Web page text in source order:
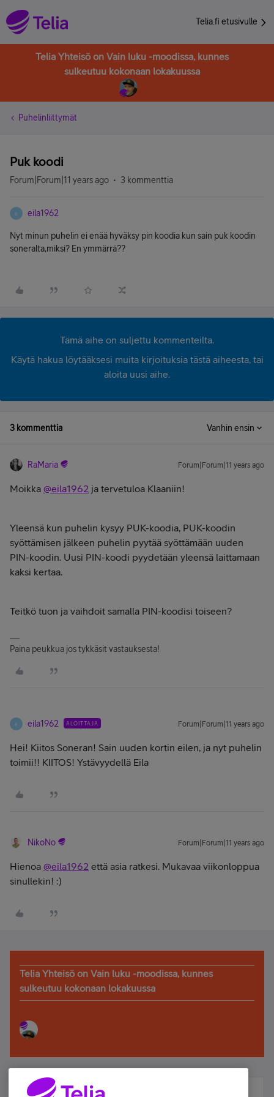
Telia.fi etusivulle
Telia Yhteisö on Vain luku -moodissa, kunnes
sulkeutuu kokonaan lokakuussa
Puhelinliittymät
Puk koodi
Forum|Forum|11 years ago 3 kommenttia
E eila1962
Nyt minun puhelin ei enää hyväksy pin koodia kun sain puk koodin
soneralta,miksi? En ymmärrä??
Tämä aihe on suljettu kommenteilta.
Käytä hakua löytääksesi muita kirjoituksia tästä aiheesta, tai
aloita uusi aihe.
3 kommenttia Vanhin ensin
RaMaria Forum|Forum|11 years ago
Moikka @eila1962 ja tervetuloa Klaaniin!
Yleensä kun puhelin kysyy PUK-koodia, PUK-koodin
syöttämisen jälkeen puhelin pyytää syöttämään uuden
PIN-koodin. Uusi PIN-koodi pyydetään yleensä laittamaan
kaksi kertaa.
Teitkö tuon ja vaihdoit samalla PIN-koodisi toiseen?
Paina peukkua jos tykkäsit vastauksesta!
E eila1962 ALOITTAJA Forum|Forum|11 years ago
Hei! Kiitos Soneran! Sain uuden kortin eilen, ja nyt puhelin
toimii!! KIITOS! Ystävyydellä Eila
NikoNo Forum|Forum|11 years ago
Hienoa @eila1962 että asia ratkesi. Mukavaa viikonloppua
sinullekin! :)
Telia Yhteisö on Vain luku -moodissa, kunnes
sulkeutuu kokonaan lokakuussa